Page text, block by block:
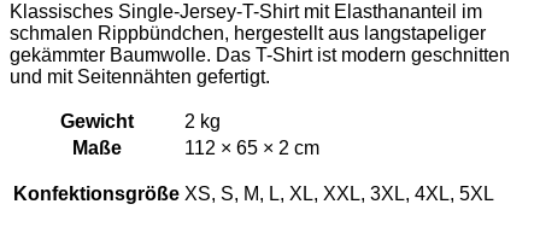
Klassisches Single-Jersey-T-Shirt mit Elasthananteil im
schmalen Rippbündchen, hergestellt aus langstapeliger
gekämmter Baumwolle. Das T-Shirt ist modern geschnitten
und mit Seitennähten gefertigt.
Gewicht
2 kg
Maße
112 × 65 × 2 cm
Konfektionsgröße XS, S, M, L, XL, XXL, 3XL, 4XL, 5XL